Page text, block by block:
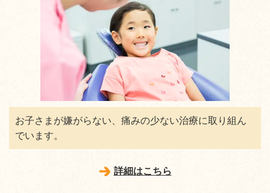
お子さまが嫌がらない、痛みの少ない治療に取り組ん
でいます。
詳細はこちら